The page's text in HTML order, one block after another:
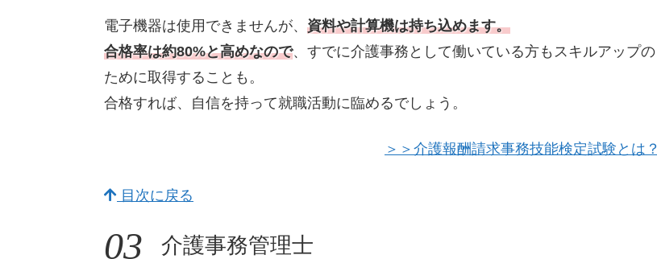
電子機器は使用できませんが、 資料や計算機は持ち込めます。
合格率は約80%と高めなので、すでに介護事務として働いている方もスキルアップの
ために取得することも。
合格すれば、自信を持って就職活動に臨めるでしょう。
＞＞介護報酬請求事務技能検定試験とは？
目次に戻る
介護事務管理士